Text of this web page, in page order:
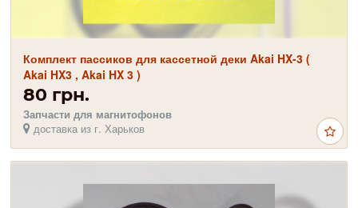
Комплект пассиков для кассетной деки Akai HX-3 (
Akai HX3 , Akai HX 3 )
80 грн.
Запчасти для магнитофонов
доставка из г. Харьков